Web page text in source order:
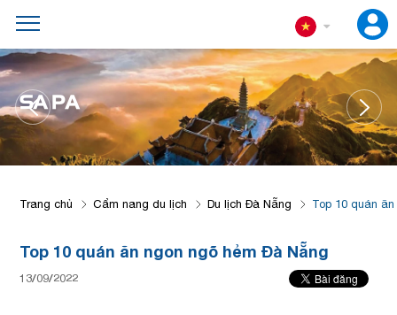
ĐÀ NẴNG
Trang chủ Cẩm nang du lịch Du lịch Đà Nẵng Top 10 quán
Top 10 quán ăn ngon ngõ hẻm Đà Nẵng
13/09/2022